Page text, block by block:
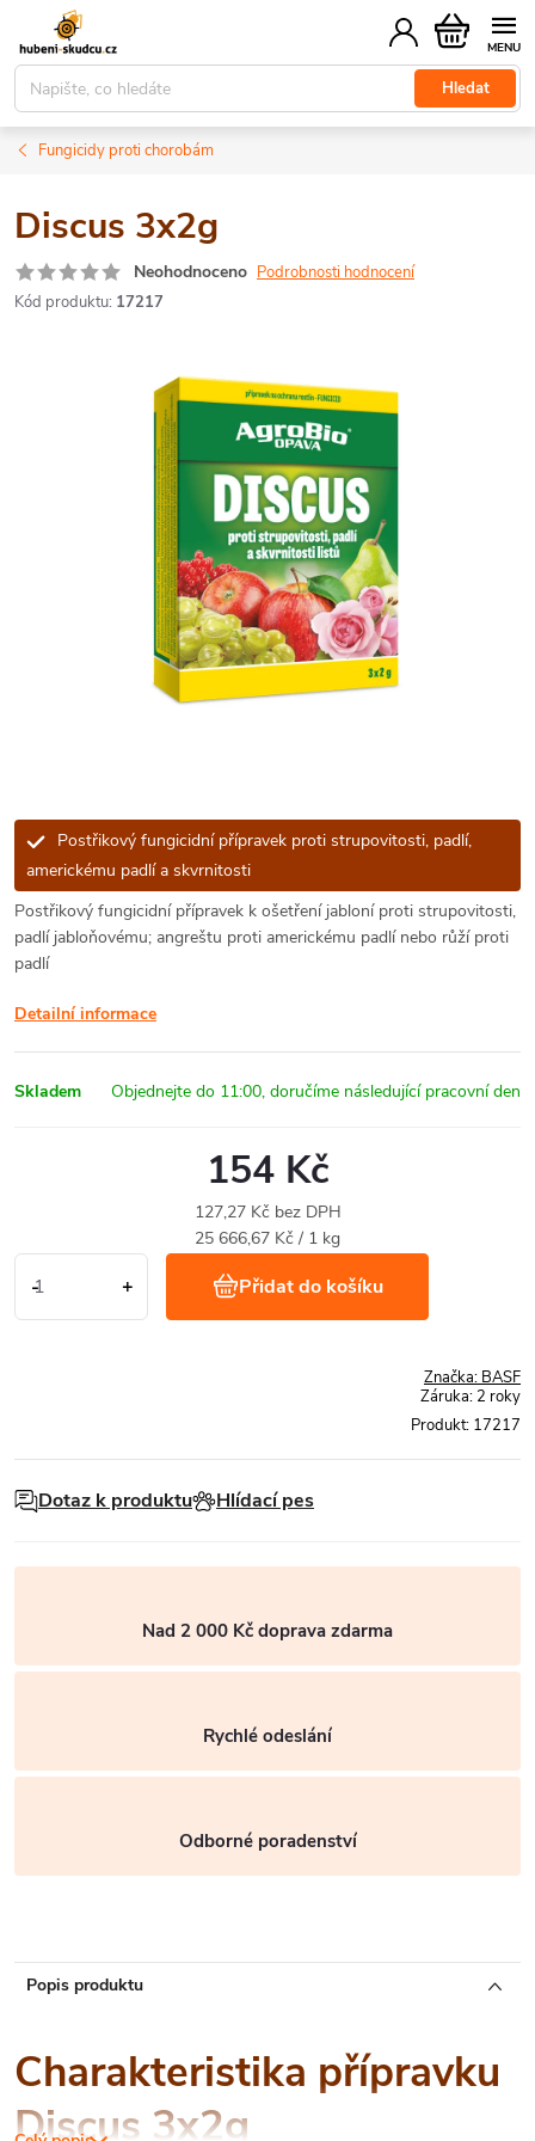
obsah
Hledat
Nákupní
košík
Fungicidy proti chorobám
Discus 3x2g
Neohodnoceno Podrobnosti hodnocení
Kód produktu: 17217
Postřikový fungicidní přípravek proti strupovitosti, padlí,
americkému padlí a skvrnitosti
Postřikový fungicidní přípravek k ošetření jabloní proti strupovitosti,
padlí jabloňovému; angreštu proti americkému padlí nebo růží proti
padlí
Detailní informace
Skladem
154 Kč
127,27 Kč bez DPH
Měrná
25 666,67 Kč / 1 kg
Přidat do košíku
Značka: BASF
Záruka: 2 roky
Produkt: 17217
Dotaz k produktu Hlídací pes
Nad 2 000 Kč doprava zdarma
Rychlé odeslání
Odborné poradenství
Popis produktu
Charakteristika přípravku
Discus 3x2g